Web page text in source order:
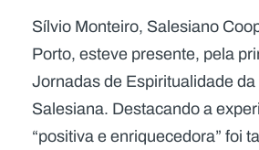
Sílvio Monteiro, Salesiano
Porto, esteve presente, pela
Jornadas de Espiritualidade
Salesiana. Destacando a
“positiva e enriquecedora” foi